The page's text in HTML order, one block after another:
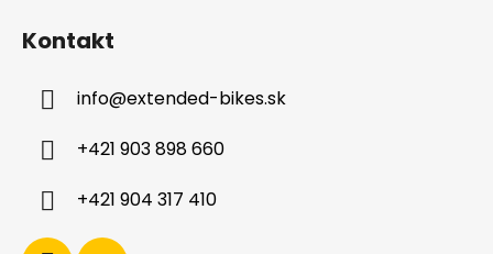
Kontakt
info@extended-bikes.sk
+421 903 898 660
+421 904 317 410